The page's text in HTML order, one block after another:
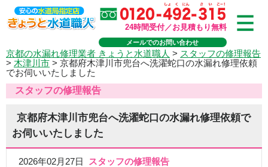
24時間受付／お見積もり無料
メールでのお問い合わせ
京都の水漏れ修理業者 きょうと水道職人 > スタッフの修理報告
> 木津川市 > 京都府木津川市兜台へ洗濯蛇口の水漏れ修理依頼
でお伺いいたしました
スタッフの修理報告
京都府木津川市兜台へ洗濯蛇口の水漏れ修理依頼で
お伺いいたしました
2026年02月27日 スタッフの修理報告